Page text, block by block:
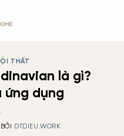
THẤT
là gì?
ứng dụng
BỞI DTDIEU.WORK